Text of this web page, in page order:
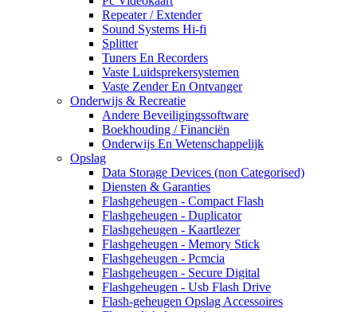
Repeater / Extender
Sound Systems Hi-fi
Splitter
Tuners En Recorders
Vaste Luidsprekersystemen
Vaste Zender En Ontvanger
Onderwijs & Recreatie
Andere Beveiligingssoftware
Boekhouding / Financiën
Onderwijs En Wetenschappelijk
Opslag
Data Storage Devices (non Categorised)
Diensten & Garanties
Flashgeheugen - Compact Flash
Flashgeheugen - Duplicator
Flashgeheugen - Kaartlezer
Flashgeheugen - Memory Stick
Flashgeheugen - Pcmcia
Flashgeheugen - Secure Digital
Flashgeheugen - Usb Flash Drive
Flash-geheugen Opslag Accessoires